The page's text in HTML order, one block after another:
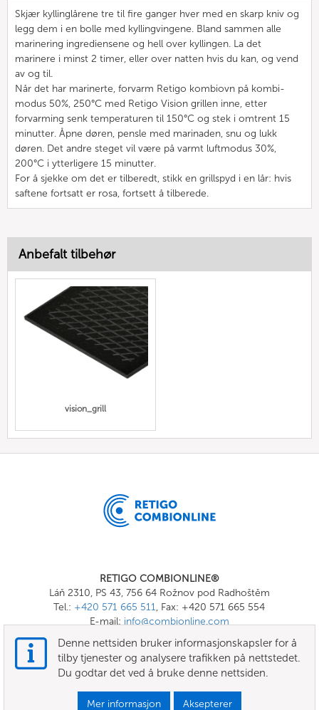
Skjær kyllinglårene tre til fire ganger hver med en skarp kniv og
legg dem i en bolle med kyllingvingene. Bland sammen alle
marinering ingrediensene og hell over kyllingen. La det
marinere i minst 2 timer, eller over natten hvis du kan, og vend
av og til.
Når det har marinerte, forvarm Retigo kombiovn på kombi-
modus 50%, 250°C med Retigo Vision grillen inne, etter
forvarming senk temperaturen til 150°C og stek i omtrent 15
minutter. Åpne døren, pensle med marinaden, snu og lukk
døren. Det andre steget vil være på varmt luftmodus 30%,
200°C i ytterligere 15 minutter.
For å sjekke om det er tilberedt, stikk en grillspyd i en lår: hvis
saftene fortsatt er rosa, fortsett å tilberede.
Anbefalt tilbehør
vision_grill
RETIGO COMBIONLINE®
Láň 2310, PS 43, 756 64 Rožnov pod Radhoštěm
Tel.: +420 571 665 511, Fax: +420 571 665 554
E-mail: info@combionline.com
OnlineMenu
VILKÅR OG BETINGELSER
Denne nettsiden bruker informasjonskapsler for å
tilby tjenester og analysere trafikken på nettstedet.
Du godtar det ved å bruke denne nettsiden.
Mer informasjon Aksepterer